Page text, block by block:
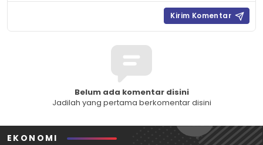
Belum ada komentar disini
Jadilah yang pertama berkomentar disini
EKONOMI